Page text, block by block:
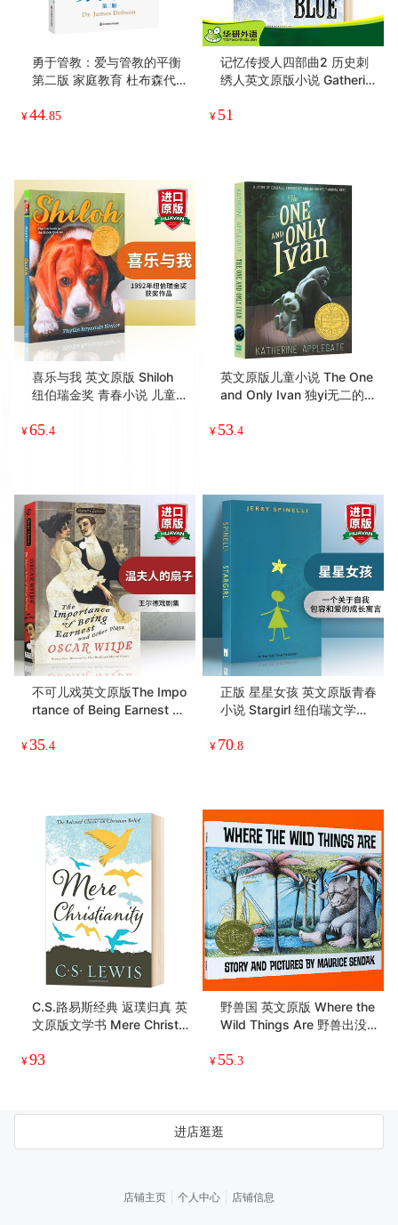
文版进口文学名著书籍 Chri
stopher Marlowe 马洛
士比亚经典戏剧 英国历史剧
获奖电影剧本 进口文学书籍
¥33
勇于管教：爱与管教的平衡
第二版 家庭教育 杜布森代表
作
¥44.85
记忆传授人四部曲2 历史刺
绣人英文原版小说 Gatherin
g Blue The Giver Quartet
纽伯瑞金奖 英文版原版英语
儿童文学书 Lois Lowry
喜乐与我 英文原版 Shiloh
纽伯瑞金奖 青春小说 儿童文
学 赛罗 全英文版进口儿童课
外阅读英语书籍
¥65 .4
英文原版儿童小说 The One
and Only Ivan 独yi无二的伊
凡 英文版原版 纽伯瑞金奖
儿童文学阅读 正版进口书
¥53
不可儿戏英文原版The Impo
rtance of Being Earnest an
d Other Plays莎乐美 温夫
人的扇子 王尔德戏剧集 英文
版正版进口书籍
正版 星星女孩 英文原版青春
小说 Stargirl 纽伯瑞文学奖
得主杰瑞史宾尼利 英文版进
口英语书籍
70.8